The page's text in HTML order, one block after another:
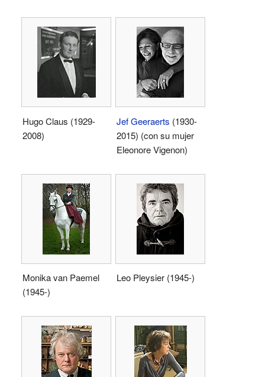
Hugo Claus (1929-
2008)
Jef Geeraerts (1930-
2015) (con su mujer
Eleonore Vigenon)
Monika van Paemel
(1945-)
Leo Pleysier (1945-)